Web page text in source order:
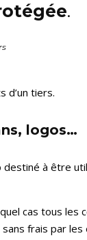
.
d’un tiers.
logos…
destiné à être
cas tous les
frais par